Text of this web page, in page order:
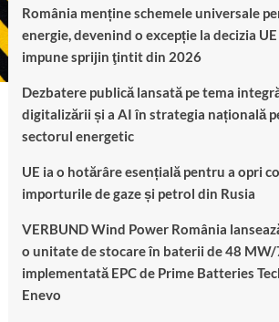
România menține schemele universale
energie, devenind o excepție la decizia UE
impune sprijin ţintit din 2026
Dezbatere publică lansată pe tema
digitalizării și a AI în strategia națională
sectorul energetic
UE ia o hotărâre esențială pentru a opri
importurile de gaze și petrol din Rusia
VERBUND Wind Power România
o unitate de stocare în baterii de 48
implementată EPC de Prime Batteries
Enevo